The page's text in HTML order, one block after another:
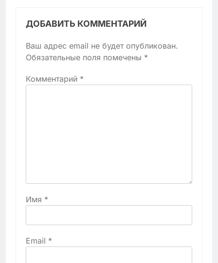
ДОБАВИТЬ КОММЕНТАРИЙ
Ваш адрес email не будет опубликован.
Обязательные поля помечены *
Комментарий *
Имя *
Email *